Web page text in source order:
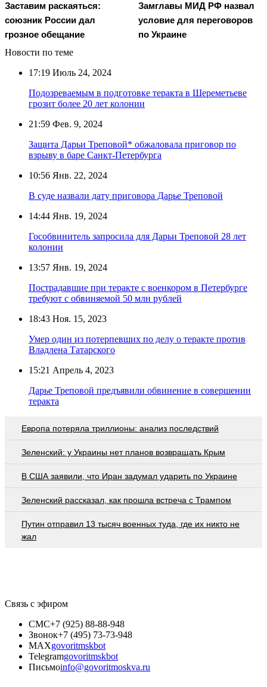
Заставим раскаяться:
союзник России дал
грозное обещание
Замглавы МИД РФ назвал
условие для переговоров
по Украине
Новости по теме
17:19 Июль 24, 2024
Подозреваемым в подготовке теракта в Шереметьеве
грозит более 20 лет колонии
21:59 Фев. 9, 2024
Защита Дарьи Треповой* обжаловала приговор по
взрыву в баре Санкт-Петербурга
10:56 Янв. 22, 2024
В суде назвали дату приговора Дарье Треповой
14:44 Янв. 19, 2024
Гособвинитель запросила для Дарьи Треповой 28 лет
колонии
13:57 Янв. 19, 2024
Пострадавшие при теракте с военкором в Петербурге
требуют с обвиняемой 50 млн рублей
18:43 Ноя. 15, 2023
Умер один из потерпевших по делу о теракте против
Владлена Татарского
15:21 Апрель 4, 2023
Дарье Треповой предъявили обвинение в совершении
теракта
Европа потеряла триллионы: анализ последствий
Зеленский: у Украины нет планов возвращать Крым
В США заявили, что Иран задумал ударить по Украине
Зеленский рассказал, как прошла встреча с Трампом
Путин отправил 13 тысяч военных туда, где их никто не
жал
Связь с эфиром
СМС+7 (925) 88-88-948
Звонок+7 (495) 73-73-948
MAXgovoritmskbot
Telegramgovoritmskbot
Письмоinfo@govoritmoskva.ru